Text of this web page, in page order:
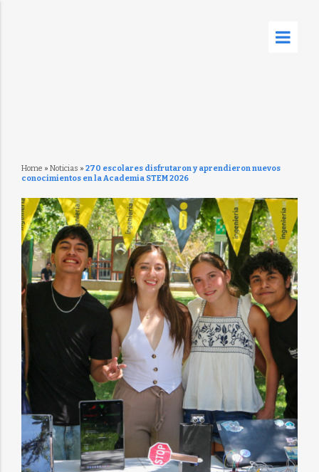
Home » Noticias » 270 escolares disfrutaron y aprendieron nuevos
conocimientos en la Academia STEM 2026